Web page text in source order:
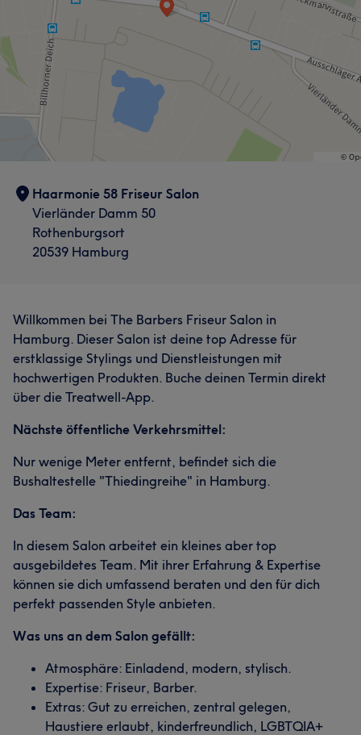
Haarmonie 58 Friseur Salon
Vierländer Damm 50
Rothenburgsort
20539 Hamburg
Willkommen bei The Barbers Friseur Salon in
Hamburg. Dieser Salon ist deine top Adresse für
erstklassige Stylings und Dienstleistungen mit
hochwertigen Produkten. Buche deinen Termin direkt
über die Treatwell-App.
Nächste öffentliche Verkehrsmittel:
Nur wenige Meter entfernt, befindet sich die
Bushaltestelle "Thiedingreihe" in Hamburg.
Das Team:
In diesem Salon arbeitet ein kleines aber top
ausgebildetes Team. Mit ihrer Erfahrung & Expertise
können sie dich umfassend beraten und den für dich
perfekt passenden Style anbieten.
Was uns an dem Salon gefällt:
Atmosphäre: Einladend, modern, stylisch.
Expertise: Friseur, Barber.
Extras: Gut zu erreichen, zentral gelegen,
Haustiere erlaubt, kinderfreundlich, LGBTQIA+